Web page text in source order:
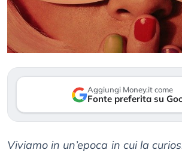
Aggiungi Money.it come
Fonte preferita su
Viviamo in un’epoca in cui la